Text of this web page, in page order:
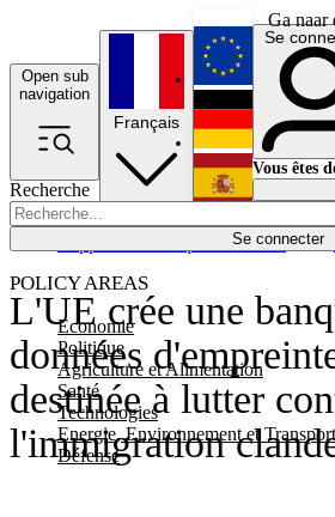
Ga naar
Open sub
navigation
Recherche
Se connecter
POLICY AREAS
Economie
Politique
Agriculture et Alimentation
Santé
Technologies
Energie, Environnement et Transport
Défense
Économie
Français
English
Deutsch
Español
Se
Vous êtes
L'UE crée une
données
destinée à lutter
l'immigration